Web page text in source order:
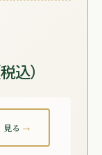
税込）
る →